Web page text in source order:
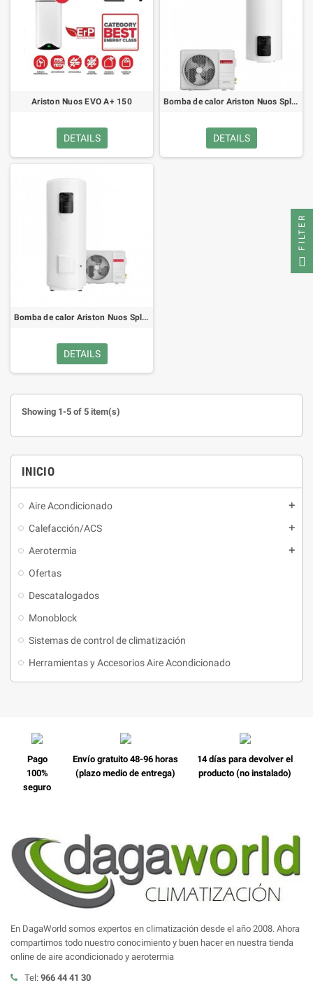
INICIO
Aire Acondicionado
Calefacción/ACS
Aerotermia
Ofertas
Descatalogados
Monoblock
Sistemas de control de climatización
Herramientas y Accesorios Aire Acondicionado
Ariston Nuos EVO A+ 150
DETAILS
Bomba de calor Ariston Nuos Split Inverter 150
DETAILS
Bomba de calor Ariston Nuos Split Inverter 270
DETAILS
Showing 1-5 of 5 item(s)
Pago
100%
seguro
Envío gratuito 48-96 horas
(plazo medio de entrega)
14 días para devolver el
producto (no instalado)
En DagaWorld somos expertos en climatización desde el año 2008. Ahora
compartimos todo nuestro conocimiento y buen hacer en nuestra tienda
online de aire acondicionado y aerotermia
Tel: 966 44 41 30
FILTER